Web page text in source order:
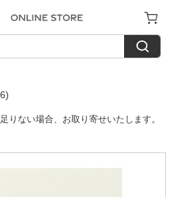
りない場合、お取り寄せいたします。